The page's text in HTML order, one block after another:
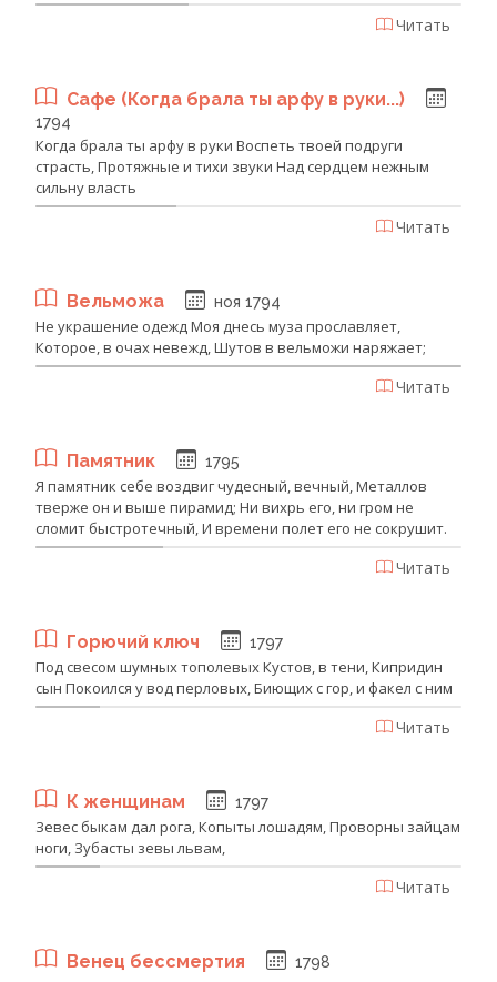
Читать
Сафе (Когда брала ты арфу в руки...)
1794
Когда брала ты арфу в руки Воспеть твоей подруги
страсть, Протяжные и тихи звуки Над сердцем нежным
сильну власть
Читать
Вельможа ноя 1794
Не украшение одежд Моя днесь муза прославляет,
Которое, в очах невежд, Шутов в вельможи наряжает;
Читать
Памятник 1795
Я памятник себе воздвиг чудесный, вечный, Металлов
тверже он и выше пирамид; Ни вихрь его, ни гром не
сломит быстротечный, И времени полет его не сокрушит.
Читать
Горючий ключ 1797
Под свесом шумных тополевых Кустов, в тени, Кипридин
сын Покоился у вод перловых, Биющих с гор, и факел с ним
Читать
К женщинам 1797
Зевес быкам дал рога, Копыты лошадям, Проворны зайцам
ноги, Зубасты зевы львам,
Читать
Венец бессмертия 1798